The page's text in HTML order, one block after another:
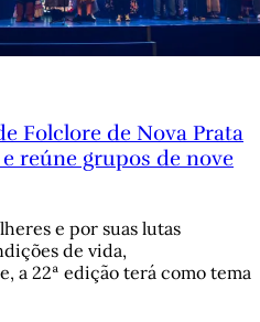
Folclore de Nova Prata
reúne grupos de nove
e por suas lutas
de vida,
a 22ª edição terá como tema